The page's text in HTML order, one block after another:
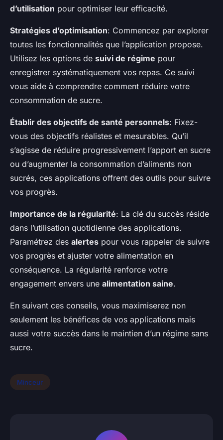
d’utilisation pour optimiser leur efficacité.
Stratégies d’optimisation: Commencez par explorer
toutes les fonctionnalités que l’application propose.
Utilisez les options de suivi de régime pour
enregistrer systématiquement vos repas. Ce suivi
vous aide à comprendre comment réduire votre
consommation de sucre.
Établir des objectifs de santé personnels: Fixez-
vous des objectifs réalistes et mesurables. Qu’il
s’agisse de réduire progressivement l’apport en sucre
ou d’augmenter la consommation d’aliments non
sucrés, ces applications offrent des outils pour suivre
vos progrès.
Importance de la régularité: La clé du succès réside
dans l’utilisation quotidienne des applications.
Paramétrez des alertes pour vous rappeler de suivre
vos progrès et ajuster votre alimentation en
conséquence. La régularité renforce votre
engagement envers une alimentation saine.
En suivant ces conseils, vous maximiserez non
seulement les bénéfices de vos applications mais
aussi votre succès dans le maintien d’un régime sans
sucre.
Minceur